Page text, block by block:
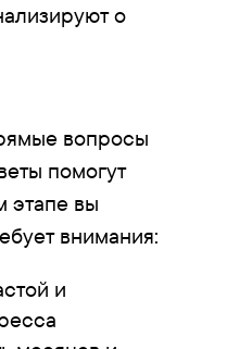
о
вопросы
помогут
этапе вы
внимания:
и